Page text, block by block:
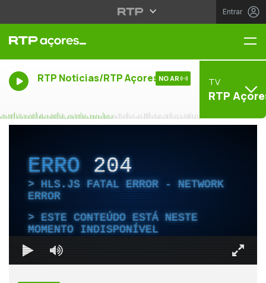
Entrar
RTP Noticias/RTP Açores NO AR TV
RTP
ERRO204
HLS.JS FATAL ERROR - NETWORK
ERROR
ESTE CONTEÚDO ESTÁ NESTE
MOMENTO INDISPONÍVEL